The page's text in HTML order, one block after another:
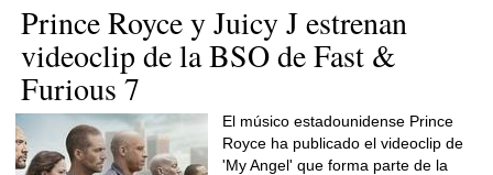
Prince Royce y Juicy J estrenan
videoclip de la BSO de Fast &
Furious 7
El músico estadounidense Prince
Royce ha publicado el videoclip de
'My Angel' que forma parte de la